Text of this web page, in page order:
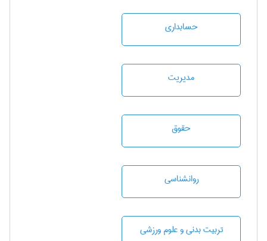
حسابداری
مديريت
حقوق
روانشناسی
تربيت بدنی و علوم ورزشی